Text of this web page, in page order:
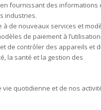
fournissant des informations
industries.
à de nouveaux services et
de paiement à l’utilisation.
de contrôler des appareils et
la santé et la gestion des
quotidienne et de nos